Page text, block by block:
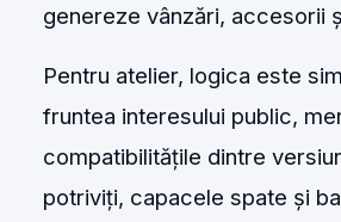
genereze vânzări, accesorii
Pentru atelier, logica este
fruntea interesului public,
compatibilitățile dintre
potriviți, capacele spate și